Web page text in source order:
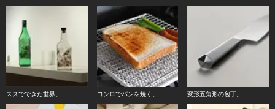
ススでできた世界。 コンロでパンを焼く。 変形五角形の包丁。